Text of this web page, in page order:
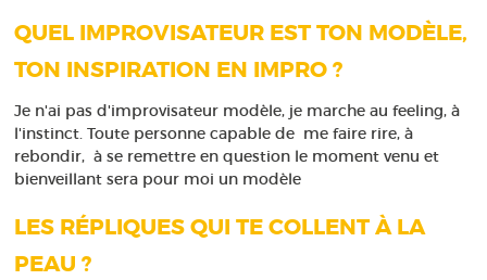
QUEL IMPROVISATEUR EST TON MODÈLE,
TON INSPIRATION EN IMPRO ?
Je n'ai pas d'improvisateur modèle, je marche au feeling, à
l'instinct. Toute personne capable de me faire rire, à
rebondir, à se remettre en question le moment venu et
bienveillant sera pour moi un modèle
LES RÉPLIQUES QUI TE COLLENT À LA
PEAU ?